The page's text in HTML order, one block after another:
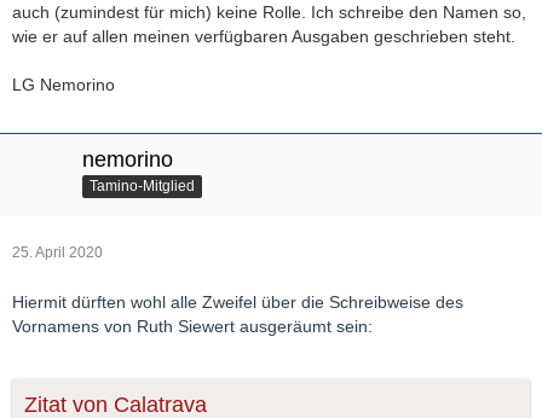
auch (zumindest für mich) keine Rolle. Ich schreibe den Namen so,
wie er auf allen meinen verfügbaren Ausgaben geschrieben steht.
LG Nemorino
nemorino
Tamino-Mitglied
25. April 2020
Hiermit dürften wohl alle Zweifel über die Schreibweise des
Vornamens von Ruth Siewert ausgeräumt sein:
Zitat von Calatrava